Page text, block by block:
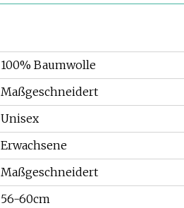
100% Baumwolle
Maßgeschneidert
Unisex
Erwachsene
Maßgeschneidert
56-60cm